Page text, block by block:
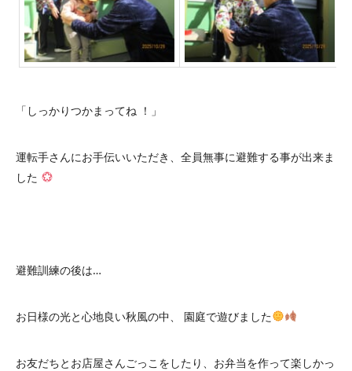
「しっかりつかまってね ！」
運転手さんにお手伝いいただき、全員無事に避難する事が出来ま
した
避難訓練の後は…
お日様の光と心地良い秋風の中、 園庭で遊びました
お友だちとお店屋さんごっこをしたり、お弁当を作って楽しかっ